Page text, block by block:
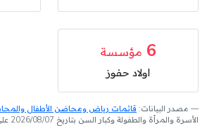
6 مؤسسة
اولاد حفوز
مصدر البيانات: قائمات رياض ومحاضن الأطفال
الأسرة والمرأة والطفولة وكبار السن بتاريخ 2026/08/07 على الساعة 16:31